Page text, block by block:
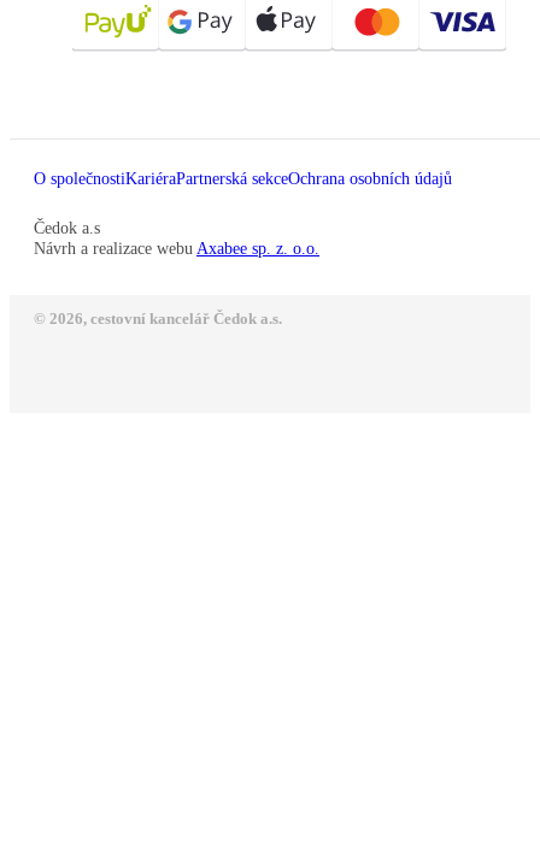
O společnostiKariéraPartnerská sekceOchrana osobních údajů
Čedok a.s
Návrh a realizace webu Axabee sp. z. o.o.
© 2026, cestovní kancelář Čedok a.s.